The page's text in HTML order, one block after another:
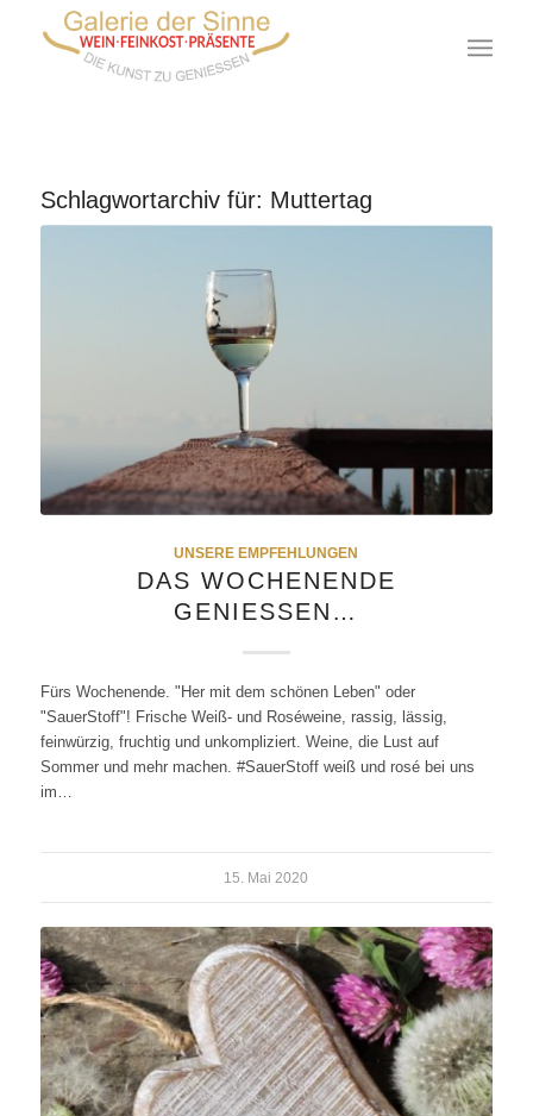
Schlagwortarchiv für: Muttertag
UNSERE EMPFEHLUNGEN
DAS WOCHENENDE
GENIESSEN…
Fürs Wochenende. "Her mit dem schönen Leben" oder
"SauerStoff"! Frische Weiß- und Roséweine, rassig, lässig,
feinwürzig, fruchtig und unkompliziert. Weine, die Lust auf
Sommer und mehr machen. #SauerStoff weiß und rosé bei uns
im…
15. Mai 2020